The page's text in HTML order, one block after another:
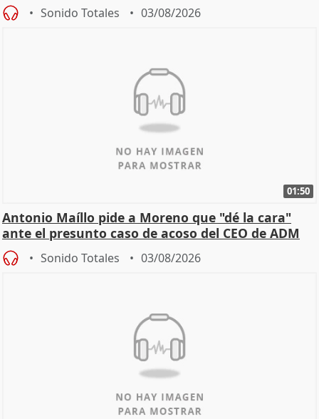
Sonido Totales 03/08/2026
01:50
Antonio Maíllo pide a Moreno que "dé la cara"
ante el presunto caso de acoso del CEO de ADM
Sonido Totales 03/08/2026